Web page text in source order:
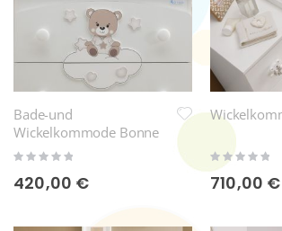
Bade-und
Wickelkommode Bonne
Nuit
Rating:
420,00 €
Rating:
0%
710,00 €